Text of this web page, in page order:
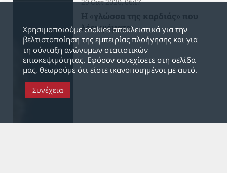
Η «γλώσσα της καρδιάς» που
λέει ψέματα
Χρησιμοποιούμε cookies αποκλειστικά για την
βελτιστοποίηση της εμπειρίας πλοήγησης και για
τη σύνταξη ανώνυμων στατιστικών
επισκεψιμότητας. Εφόσον συνεχίσετε στη σελίδα
μας, θεωρούμε ότι είστε ικανοποιημένοι με αυτό.
Συνέχεια